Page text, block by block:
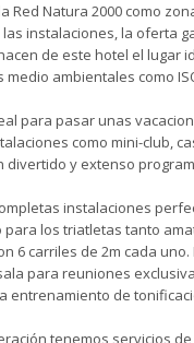
Red Natura 2000 como
las instalaciones, la
de este hotel el lugar
ambientales como
para pasar unas
como mini-club,
divertido y extenso
instalaciones
los triatletas tanto
6 carriles de 2m cada
para reuniones
entrenamiento de
tenemos servicios